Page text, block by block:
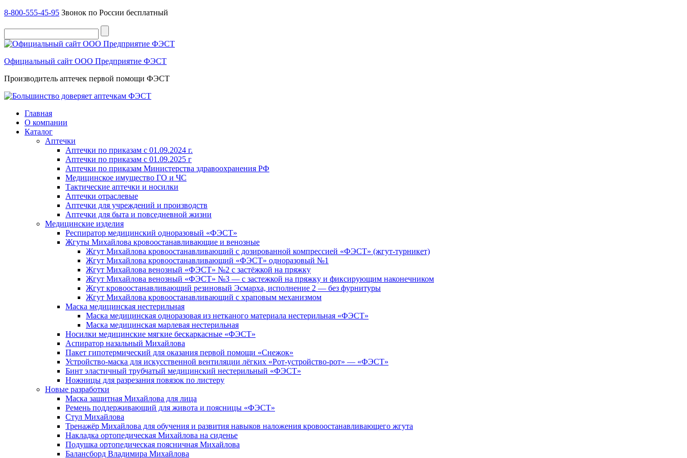
8-800-555-45-95 Звонок по России бесплатный
Официальный сайт ООО Предприятие ФЭСТ
Производитель аптечек первой помощи ФЭСТ
Главная
О компании
Каталог
Аптечки
Аптечки по приказам с 01.09.2024 г.
Аптечки по приказам с 01.09.2025 г
Аптечки по приказам Министерства здравоохранения РФ
Медицинское имущество ГО и ЧС
Тактические аптечки и носилки
Аптечки отраслевые
Аптечки для учреждений и производств
Аптечки для быта и повседневной жизни
Медицинские изделия
Респиратор медицинский одноразовый «ФЭСТ»
Жгуты Михайлова кровоостанавливающие и венозные
Жгут Михайлова кровоостанавливающий с дозированной компрессией «ФЭСТ» (жгут-турникет)
Жгут Михайлова кровоостанавливающий «ФЭСТ» одноразовый №1
Жгут Михайлова венозный «ФЭСТ» №2 с застёжкой на пряжку
Жгут Михайлова венозный «ФЭСТ» №3 — с застежкой на пряжку и фиксирующим наконечником
Жгут кровоостанавливающий резиновый Эсмарха, исполнение 2 — без фурнитуры
Жгут Михайлова кровоостанавливающий с храповым механизмом
Маска медицинская нестерильная
Маска медицинская одноразовая из нетканого материала нестерильная «ФЭСТ»
Маска медицинская марлевая нестерильная
Носилки медицинские мягкие бескаркасные «ФЭСТ»
Аспиратор назальный Михайлова
Пакет гипотермический для оказания первой помощи «Снежок»
Устройство-маска для искусственной вентиляции лёгких «Рот-устройство-рот» — «ФЭСТ»
Бинт эластичный трубчатый медицинский нестерильный «ФЭСТ»
Ножницы для разрезания повязок по листеру
Новые разработки
Маска защитная Михайлова для лица
Ремень поддерживающий для живота и поясницы «ФЭСТ»
Стул Михайлова
Тренажёр Михайлова для обучения и развития навыков наложения кровоостанавливающего жгута
Накладка ортопедическая Михайлова на сиденье
Подушка ортопедическая поясничная Михайлова
Балансборд Владимира Михайлова